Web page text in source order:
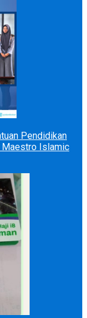
Pendidikan
Maestro Islamic